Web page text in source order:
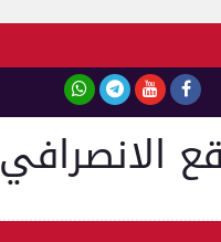
الانصرافي